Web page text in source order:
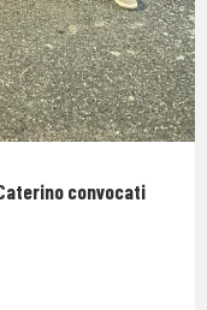
convocati